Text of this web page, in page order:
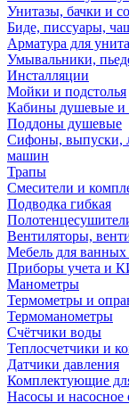
Унитазы, бачки и
Биде, писсуары,
Арматура для
Умывальники,
Инсталляции
Мойки и подстолья
Кабины душевые и
Поддоны душевые
Сифоны, выпуски,
машин
Трапы
Смесители и
Подводка гибкая
Вентиляторы,
Мебель для ванных
Приборы учета и
Манометры
Термометры и
Термоманометры
Счётчики воды
Теплосчетчики и
Датчики давления
Комплектующие
Насосы и насосное